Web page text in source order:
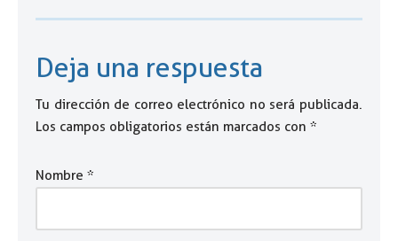
Deja una respuesta
Tu dirección de correo electrónico no será publicada.
Los campos obligatorios están marcados con *
Nombre *